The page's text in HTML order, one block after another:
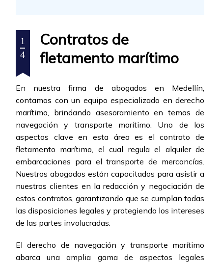
1
4
Contratos de
fletamento marítimo
En nuestra firma de abogados en Medellín,
contamos con un equipo especializado en derecho
marítimo, brindando asesoramiento en temas de
navegación y transporte marítimo. Uno de los
aspectos clave en esta área es el contrato de
fletamento marítimo, el cual regula el alquiler de
embarcaciones para el transporte de mercancías.
Nuestros abogados están capacitados para asistir a
nuestros clientes en la redacción y negociación de
estos contratos, garantizando que se cumplan todas
las disposiciones legales y protegiendo los intereses
de las partes involucradas.
El derecho de navegación y transporte marítimo
abarca una amplia gama de aspectos legales